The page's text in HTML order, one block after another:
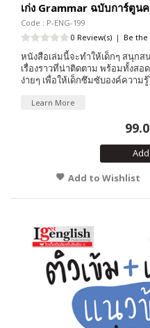
เก่ง Grammar ฉบับการ์ตูน
Code : P-ENG-199
0 Review(s) | Be
หนังสือเล่มนี้จะทำให้เด็กๆ สนุก
เรื่องราวที่น่าติดตาม พร้อมทั้งส
ง่ายๆ เพื่อให้เด็กซึมซับองค์ความ
Learn More
Add to Wishlist